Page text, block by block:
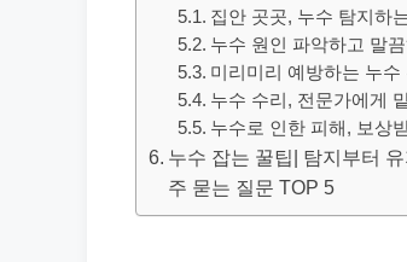
집안 곳곳, 누수 탐지하
누수 원인 파악하고 말끔
미리미리 예방하는 누수
누수 수리, 전문가에게
누수로 인한 피해, 보상
누수 잡는 꿀팁| 탐지부터
주 묻는 질문 TOP 5